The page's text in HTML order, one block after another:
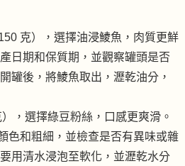
克），選擇油浸鯪魚，肉質更鮮
日期和保質期，並觀察罐頭是否
罐後，將鯪魚取出，瀝乾油分，
，選擇綠豆粉絲，口感更爽滑。
色和粗細，並檢查是否有異味或雜
用清水浸泡至軟化，並瀝乾水分